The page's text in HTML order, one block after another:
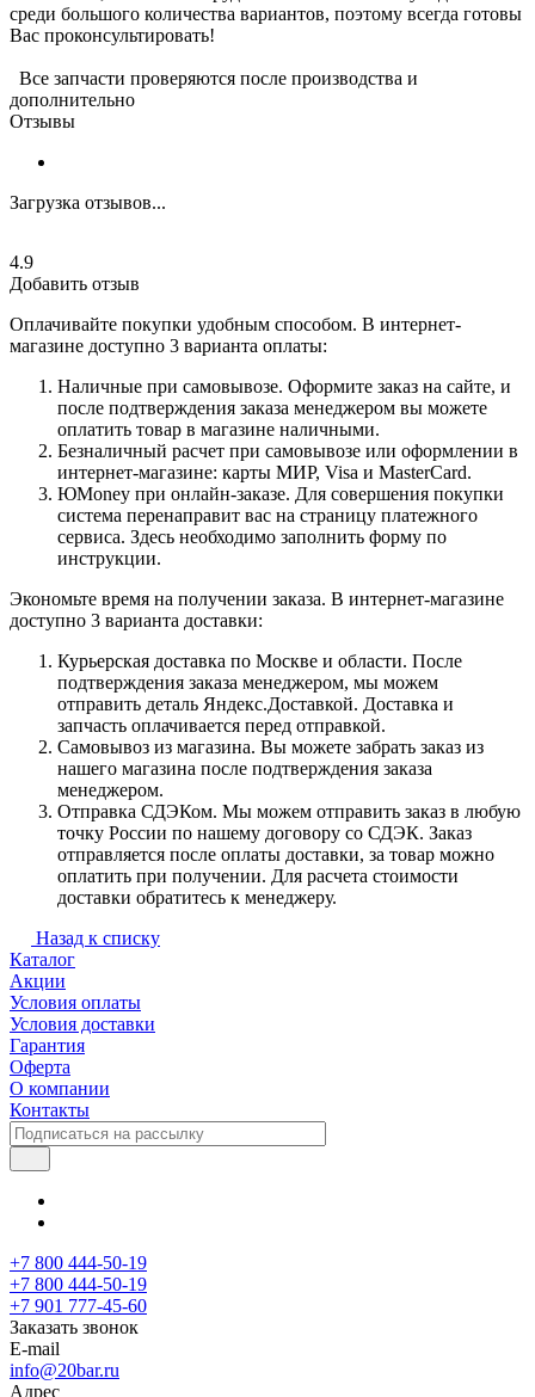
среди большого количества вариантов, поэтому всегда готовы
Вас проконсультировать!
Все запчасти проверяются после производства и
дополнительно
Отзывы
Загрузка отзывов...
4.9
Добавить отзыв
Оплачивайте покупки удобным способом. В интернет-
магазине доступно 3 варианта оплаты:
Наличные при самовывозе. Оформите заказ на сайте, и
после подтверждения заказа менеджером вы можете
оплатить товар в магазине наличными.
Безналичный расчет при самовывозе или оформлении в
интернет-магазине: карты МИР, Visa и MasterCard.
ЮMoney при онлайн-заказе. Для совершения покупки
система перенаправит вас на страницу платежного
сервиса. Здесь необходимо заполнить форму по
инструкции.
Экономьте время на получении заказа. В интернет-магазине
доступно 3 варианта доставки:
Курьерская доставка по Москве и области. После
подтверждения заказа менеджером, мы можем
отправить деталь Яндекс.Доставкой. Доставка и
запчасть оплачивается перед отправкой.
Самовывоз из магазина. Вы можете забрать заказ из
нашего магазина после подтверждения заказа
менеджером.
Отправка СДЭКом. Мы можем отправить заказ в любую
точку России по нашему договору со СДЭК. Заказ
отправляется после оплаты доставки, за товар можно
оплатить при получении. Для расчета стоимости
доставки обратитесь к менеджеру.
Назад к списку
Каталог
Акции
Условия оплаты
Условия доставки
Гарантия
Оферта
О компании
Контакты
+7 800 444-50-19
+7 800 444-50-19
+7 901 777-45-60
Заказать звонок
E-mail
info@20bar.ru
Адрес